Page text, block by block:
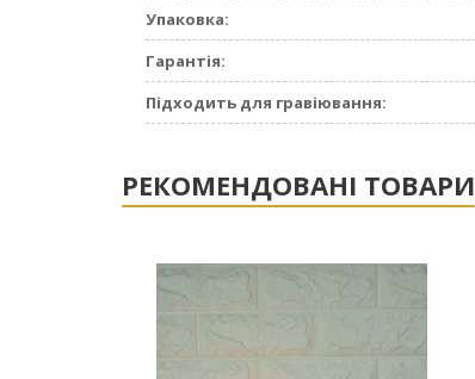
Упаковка:
Гарантія:
Підходить для гравіювання:
РЕКОМЕНДОВАНІ ТОВАРИ